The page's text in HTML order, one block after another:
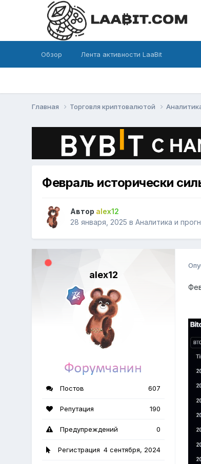
Обзор Лента активности LaaBit
Главная Торговля криптовалютой
Февраль исторически
Автор alex12
28 января, 2025 вАналитика и
alex12
Постов 607
Репутация 190
Предупреждений 0
Регистрация 4 сентября, 2024